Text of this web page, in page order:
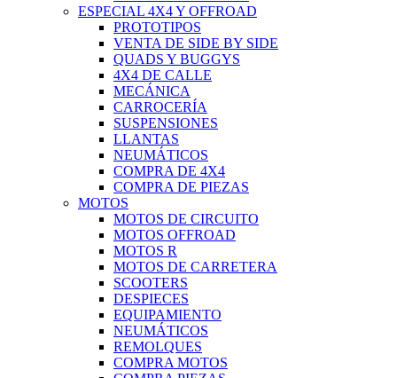
ESPECIAL 4X4 Y OFFROAD
PROTOTIPOS
VENTA DE SIDE BY SIDE
QUADS Y BUGGYS
4X4 DE CALLE
MECÁNICA
CARROCERÍA
SUSPENSIONES
LLANTAS
NEUMÁTICOS
COMPRA DE 4X4
COMPRA DE PIEZAS
MOTOS
MOTOS DE CIRCUITO
MOTOS OFFROAD
MOTOS R
MOTOS DE CARRETERA
SCOOTERS
DESPIECES
EQUIPAMIENTO
NEUMÁTICOS
REMOLQUES
COMPRA MOTOS